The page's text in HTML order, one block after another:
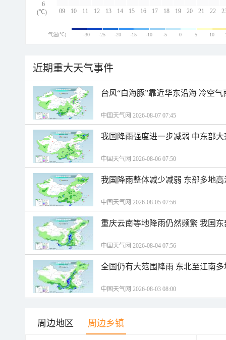
09 10 11 12 13 14 15 16 17 18 19 20 21 22
6
(℃)
气温(℃) -30 -25 -20 -15 -10 -5 0 5 10
近期重大天气事件
台风“白海豚”靠近华东沿海 冷空
中国天气网 2026-08-07 07:45
我国降雨强度进一步减弱 中东部
中国天气网 2026-08-06 07:50
我国降雨整体减少减弱 东部多地
中国天气网 2026-08-05 07:56
重庆云南等地降雨仍然频繁 我国
中国天气网 2026-08-04 07:56
全国仍有大范围降雨 东北至江南
中国天气网 2026-08-03 08:00
周边地区 周边乡镇